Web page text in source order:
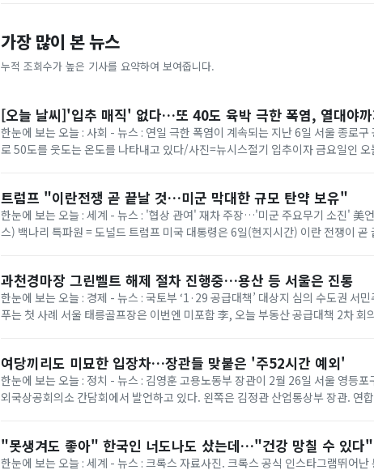
가장 많이 본 뉴스
누적 조회수가 높은 기사를 요약하여 보여줍니다.
[오늘 날씨]'입추 매직' 없다…또 40도 육박 극한 폭염, 열대야까
한눈에 보는 오늘 : 사회 - 뉴스 : 연일 극한 폭염이 계속되는 지난 6일 서울 종로
로 50도를 웃도는 온도를 나타내고 있다/사진=뉴시스절기 입추이자 금요일인
트럼프 "이란전쟁 곧 끝날 것…미군 막대한 규모 탄약 보유"
한눈에 보는 오늘 : 세계 - 뉴스 : '협상 관여' 재차 주장…'미군 주요무기 소진' 美
스) 백나리 특파원 = 도널드 트럼프 미국 대통령은 6일(현지시간) 이란 전쟁이
과천경마장 그린벨트 해제 절차 진행중…용산 등 서울은 진통
한눈에 보는 오늘 : 경제 - 뉴스 : 국토부 ‘1·29 공급대책’ 대상지 심의 수도권 서
푸는 첫 사례 서울 태릉골프장은 이번엔 미포함 李, 오늘 부동산 공급대책 2차
여당끼리도 미묘한 입장차…장관들 맞붙은 '주52시간 예외'
한눈에 보는 오늘 : 정치 - 뉴스 : 김영훈 고용노동부 장관이 2월 26일 서울 영등
외국상공회의소 간담회에서 발언하고 있다. 왼쪽은 김정관 산업통상부 장관. 연
"못생겨도 좋아" 한국인 너도나도 샀는데…"건강 망칠 수 있
한눈에 보는 오늘 : 세계 - 뉴스 : 크록스 자료사진. 크록스 공식 인스타그램뛰어